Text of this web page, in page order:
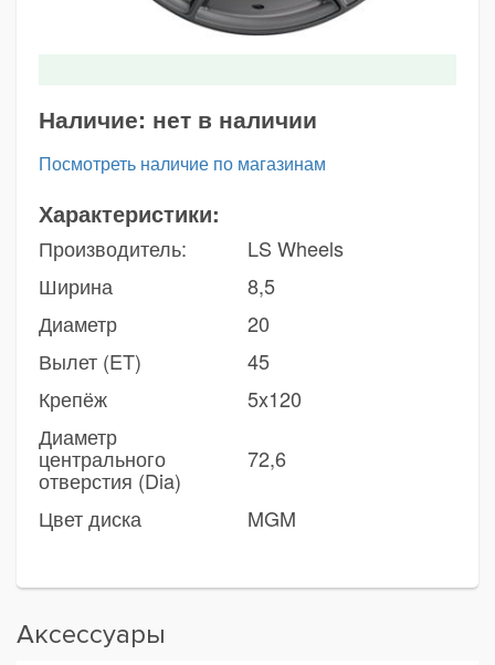
Наличие: нет в наличии
Посмотреть наличие по магазинам
Характеристики:
Производитель:
LS Wheels
Ширина
8,5
Диаметр
20
Вылет (ET)
45
Крепёж
5x120
Диаметр
центрального
отверстия (Dia)
72,6
Цвет диска MGM
Аксессуары